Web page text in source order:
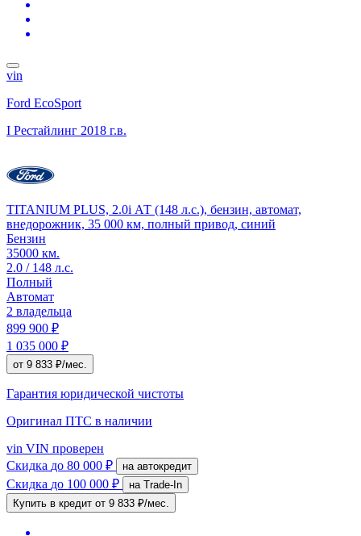
vin
Ford EcoSport
I Рестайлинг 2018 г.в.
TITANIUM PLUS, 2.0i АТ (148 л.с.), бензин, автомат,
внедорожник, 35 000 км, полный привод, синий
Бензин
35000 км.
2.0 / 148 л.с.
Полный
Автомат
2 владельца
899 900 ₽
1 035 000 ₽
от 9 833 ₽/мес.
Гарантия юридической чистоты
Оригинал ПТС в наличии
vin VIN проверен
Скидка до 80 000 ₽ на автокредит
Скидка до 100 000 ₽
на Trade-In
Купить в кредит от 9 833 ₽/мес.